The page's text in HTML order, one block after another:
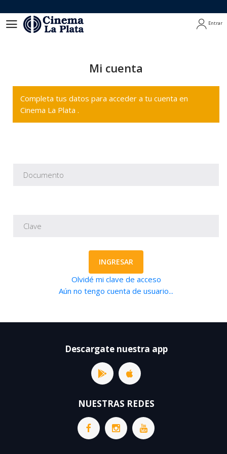
Entrar
Mi cuenta
Completa tus datos para acceder a tu cuenta en
Cinema La Plata .
INGRESAR
Olvidé mi clave de acceso
Aún no tengo cuenta de usuario...
Descargate nuestra app
NUESTRAS REDES